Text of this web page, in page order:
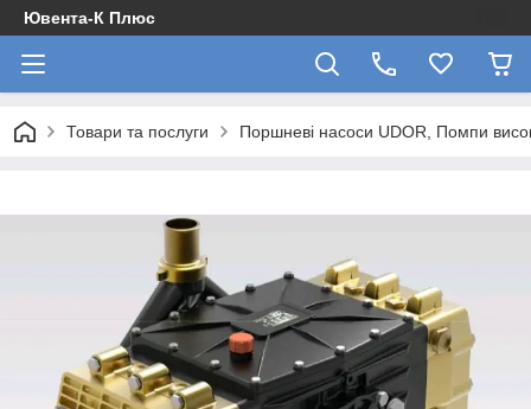
Ювента-К Плюс
Товари та послуги Поршневі насоси UDOR, Помпи